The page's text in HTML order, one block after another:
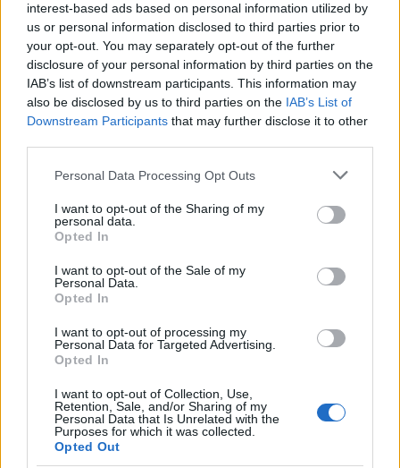
interest-based ads based on personal information utilized by
us or personal information disclosed to third parties prior to
your opt-out. You may separately opt-out of the further
disclosure of your personal information by third parties on the
IAB’s list of downstream participants. This information may
also be disclosed by us to third parties on the IAB’s List of
Downstream Participants that may further disclose it to other
Please note that this website/app uses one or more Google
not limited to your visit or usage behaviour. You may click to
grant or deny consent to Google and its third-party tags to
use your data for below specified purposes in below Google
consent section.
Personal Data Processing Opt Outs
I want to opt-out of the Sharing of my
personal data.
Opted In
I want to opt-out of the Sale of my
Personal Data.
Opted In
I want to opt-out of processing my
Personal Data for Targeted Advertising.
Opted In
I want to opt-out of Collection, Use,
Retention, Sale, and/or Sharing of my
Personal Data that Is Unrelated with the
Purposes for which it was collected.
Opted Out
Διαδικασία μοριοδότησης
Μεταξύ άλλων, μοριοδοτείται η γνώση ξένων
γλωσσών. Για τηγνώση της αγγλικήςή γαλλικής ή
γερμανικής ή ιταλικής ή ισπανικής γλώσσας,
Πολύ καλή γνώση (Γ1) -
Καλή γνώση (Β2) -30 μόρια
Αθλητικές εξετάσεις
υποψήφιοι υποβάλλονται στα παρακάτω
αγωνίσματα και υποχρεούνται να επιτύχουν
όρια επίδοσης σε όλα